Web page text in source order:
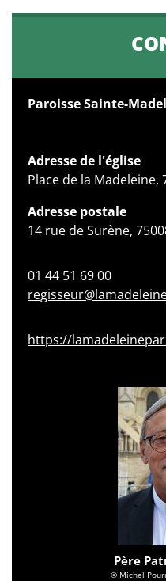
Paroisse Sainte-
Adresse de l'église
Place de la Madeleine,
Adresse postale
14 rue de Surène,
01 44 51 69 00
https://
Père
© Michel